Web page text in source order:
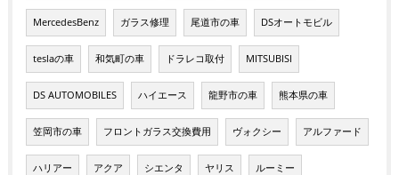
MercedesBenz ガラス修理 尾道市の車 DSオートモビル
teslaの車 和気町の車 ドラレコ取付 MITSUBISI
DS AUTOMOBILES ハイエース 龍野市の車 熊本県の車
笠岡市の車 フロントガラス交換費用 ヴォクシー アルファード
ハリアー アクア シエンタ ヤリス ルーミー